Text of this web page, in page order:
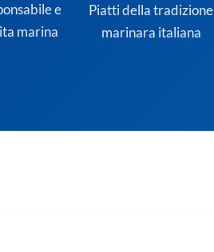
e
marina
Piatti della tradizione
marinara italiana